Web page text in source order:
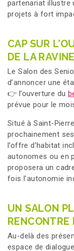
partenariat illustre
projets à fort
CAP SUR
DE LA
Le Salon des
d’annoncer une
👉 l’ouverture du
prévue pour le
Situé à Saint-
prochainement
l’offre d’habitat
autonomes ou en
proposera un
fois l’autonomie
UN SALON
RENCONTRE
Au-delà des
espace de